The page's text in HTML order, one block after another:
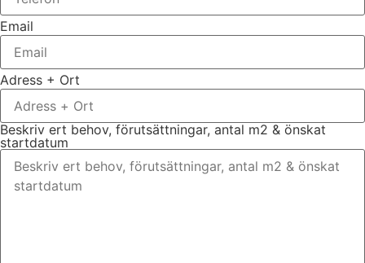
Email
Adress + Ort
Beskriv ert behov, förutsättningar, antal m2 & önskat
startdatum